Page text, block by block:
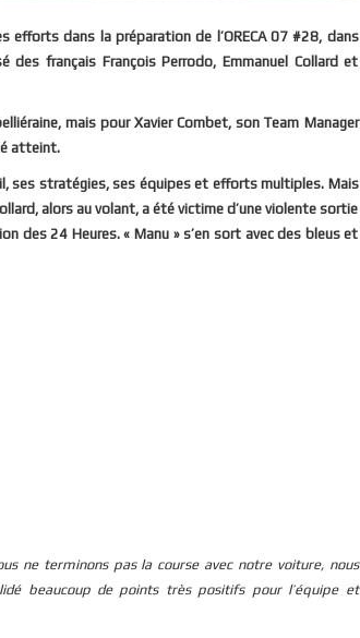
efforts dans la préparation de l’ORECA 07 #28, dans
des français François Perrodo, Emmanuel Collard et
mais pour Xavier Combet, son Team Manager
atteint.
ses stratégies, ses équipes et efforts multiples. Mais
alors au volant, a été victime d’une violente sortie
des 24 Heures. « Manu » s’en sort avec des bleus et
ne terminons pas la course avec notre voiture, nous
beaucoup de points très positifs pour l’équipe et